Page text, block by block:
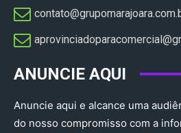
ANUNCIE AQUI
Anuncie aqui e alcance uma
do nosso compromisso com a